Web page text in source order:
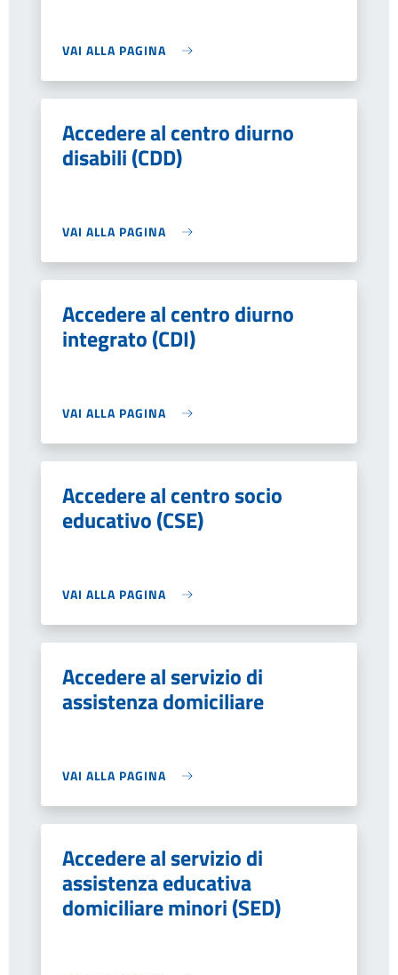
VAI ALLA PAGINA
Accedere al centro diurno
disabili (CDD)
VAI ALLA PAGINA
Accedere al centro diurno
integrato (CDI)
VAI ALLA PAGINA
Accedere al centro socio
educativo (CSE)
VAI ALLA PAGINA
Accedere al servizio di
assistenza domiciliare
VAI ALLA PAGINA
Accedere al servizio di
assistenza educativa
domiciliare minori (SED)